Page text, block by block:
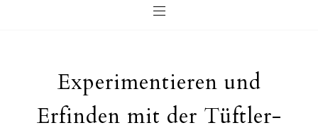
Experimentieren und
Erfinden mit der Tüftler-